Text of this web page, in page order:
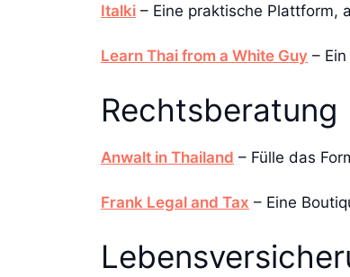
Italki – Eine praktische Plattform,
Learn Thai from a White Guy –
Rechtsberatung
Anwalt in Thailand – Fülle das
Frank Legal and Tax – Eine